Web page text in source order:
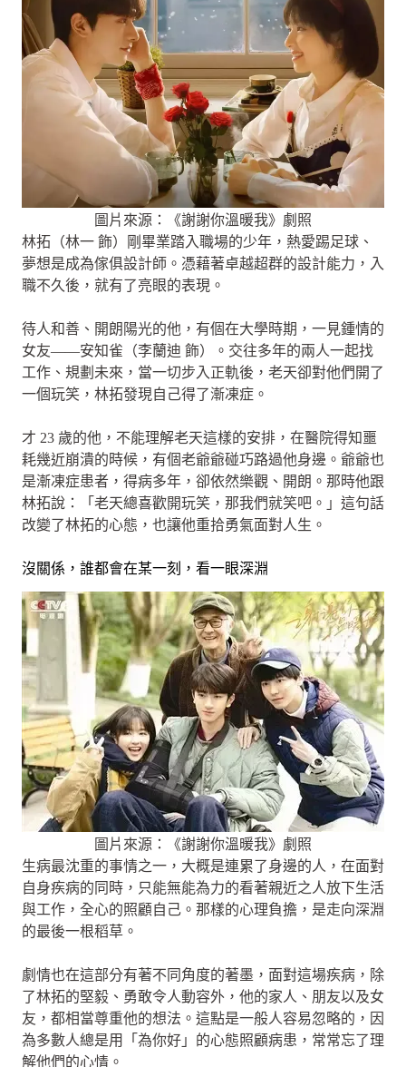
圖片來源：《謝謝你溫暖我》劇照
林拓（林一 飾）剛畢業踏入職場的少年，熱愛踢足球、
夢想是成為傢俱設計師。憑藉著卓越超群的設計能力，入
職不久後，就有了亮眼的表現。
待人和善、開朗陽光的他，有個在大學時期，一見鍾情的
女友——安知雀（李蘭迪 飾）。交往多年的兩人一起找
工作、規劃未來，當一切步入正軌後，老天卻對他們開了
一個玩笑，林拓發現自己得了漸凍症。
才 23 歲的他，不能理解老天這樣的安排，在醫院得知噩
耗幾近崩潰的時候，有個老爺爺碰巧路過他身邊。爺爺也
是漸凍症患者，得病多年，卻依然樂觀、開朗。那時他跟
林拓說：「老天總喜歡開玩笑，那我們就笑吧。」這句話
改變了林拓的心態，也讓他重拾勇氣面對人生。
沒關係，誰都會在某一刻，看一眼深淵
圖片來源：《謝謝你溫暖我》劇照
生病最沈重的事情之一，大概是連累了身邊的人，在面對
自身疾病的同時，只能無能為力的看著親近之人放下生活
與工作，全心的照顧自己。那樣的心理負擔，是走向深淵
的最後一根稻草。
劇情也在這部分有著不同角度的著墨，面對這場疾病，除
了林拓的堅毅、勇敢令人動容外，他的家人、朋友以及女
友，都相當尊重他的想法。這點是一般人容易忽略的，因
為多數人總是用「為你好」的心態照顧病患，常常忘了理
解他們的心情。